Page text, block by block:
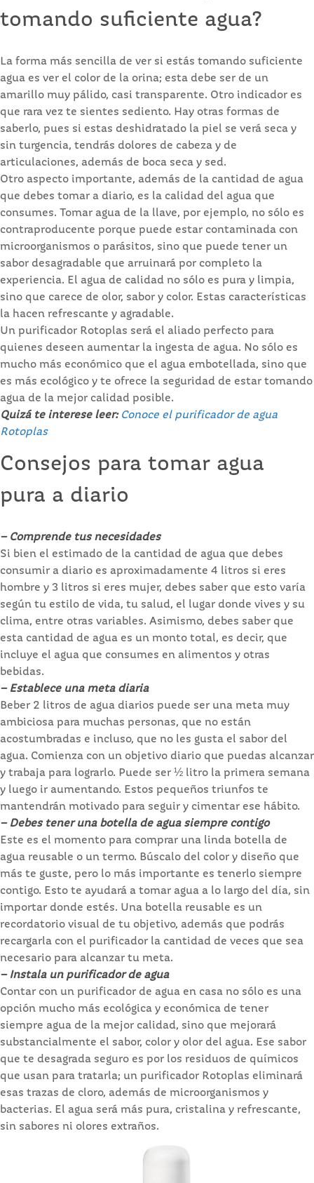
tomando suficiente agua?
La forma más sencilla de ver si estás tomando suficiente
agua es ver el color de la orina; esta debe ser de un
amarillo muy pálido, casi transparente. Otro indicador es
que rara vez te sientes sediento. Hay otras formas de
saberlo, pues si estas deshidratado la piel se verá seca y
sin turgencia, tendrás dolores de cabeza y de
articulaciones, además de boca seca y sed.
Otro aspecto importante, además de la cantidad de agua
que debes tomar a diario, es la calidad del agua que
consumes. Tomar agua de la llave, por ejemplo, no sólo es
contraproducente porque puede estar contaminada con
microorganismos o parásitos, sino que puede tener un
sabor desagradable que arruinará por completo la
experiencia. El agua de calidad no sólo es pura y limpia,
sino que carece de olor, sabor y color. Estas características
la hacen refrescante y agradable.
Un purificador Rotoplas será el aliado perfecto para
quienes deseen aumentar la ingesta de agua. No sólo es
mucho más económico que el agua embotellada, sino que
es más ecológico y te ofrece la seguridad de estar tomando
agua de la mejor calidad posible.
Quizá te interese leer: Conoce el purificador de agua
Rotoplas
Consejos para tomar agua
pura a diario
– Comprende tus necesidades
Si bien el estimado de la cantidad de agua que debes
consumir a diario es aproximadamente 4 litros si eres
hombre y 3 litros si eres mujer, debes saber que esto varía
según tu estilo de vida, tu salud, el lugar donde vives y su
clima, entre otras variables. Asimismo, debes saber que
esta cantidad de agua es un monto total, es decir, que
incluye el agua que consumes en alimentos y otras
bebidas.
– Establece una meta diaria
Beber 2 litros de agua diarios puede ser una meta muy
ambiciosa para muchas personas, que no están
acostumbradas e incluso, que no les gusta el sabor del
agua. Comienza con un objetivo diario que puedas alcanzar
y trabaja para lograrlo. Puede ser ½ litro la primera semana
y luego ir aumentando. Estos pequeños triunfos te
mantendrán motivado para seguir y cimentar ese hábito.
– Debes tener una botella de agua siempre contigo
Este es el momento para comprar una linda botella de
agua reusable o un termo. Búscalo del color y diseño que
más te guste, pero lo más importante es tenerlo siempre
contigo. Esto te ayudará a tomar agua a lo largo del día, sin
importar donde estés. Una botella reusable es un
recordatorio visual de tu objetivo, además que podrás
recargarla con el purificador la cantidad de veces que sea
necesario para alcanzar tu meta.
– Instala un purificador de agua
Contar con un purificador de agua en casa no sólo es una
opción mucho más ecológica y económica de tener
siempre agua de la mejor calidad, sino que mejorará
substancialmente el sabor, color y olor del agua. Ese sabor
que te desagrada seguro es por los residuos de químicos
que usan para tratarla; un purificador Rotoplas eliminará
esas trazas de cloro, además de microorganismos y
bacterias. El agua será más pura, cristalina y refrescante,
sin sabores ni olores extraños.